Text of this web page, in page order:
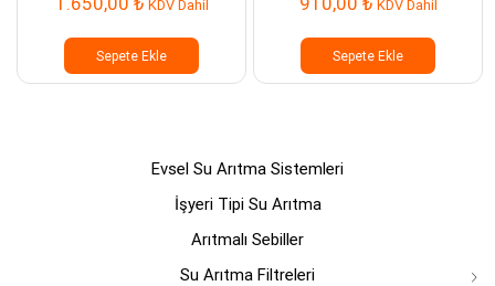
KDV Dahil
Sepete Ekle
KDV Dahil
Sepete Ekle
Evsel Su Arıtma Sistemleri
İşyeri Tipi Su Arıtma
Arıtmalı Sebiller
Su Arıtma Filtreleri